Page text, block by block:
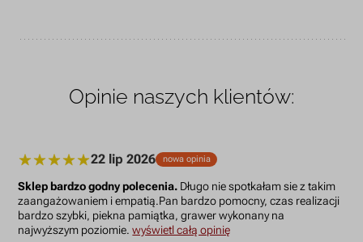
Opinie naszych klientów:
22 lip 2026 nowa opinia
Sklep bardzo godny polecenia. Długo nie spotkałam sie z takim
zaangażowaniem i empatią.Pan bardzo pomocny, czas realizacji
bardzo szybki, piekna pamiątka, grawer wykonany na
najwyższym poziomie.wyświetl całą opinię